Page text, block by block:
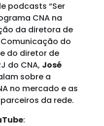
podcasts “Ser
CNA na
da diretora de
do
do diretor de
do CNA, José
sobre a
no mercado e as
da rede.
: